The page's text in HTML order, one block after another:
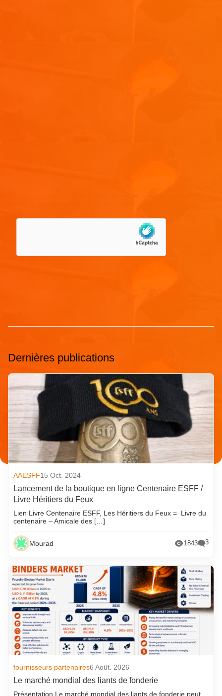
Dernières publications
AAESFF15 Oct. 2024
Lancement de la boutique en ligne Centenaire ESFF /
Livre Héritiers du Feux
Lien Livre Centenaire ESFF, Les Héritiers du Feux = Livre du
centenaire – Amicale des […]
Mourad 1843 3
fournisseurs partenaires6 Août. 2026
Le marché mondial des liants de fonderie
Présentation Le marché mondial des liants de fonderie peut